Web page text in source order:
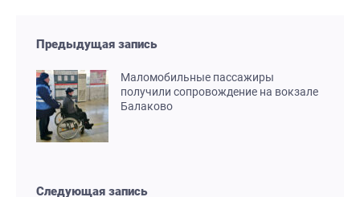
Предыдущая запись
Маломобильные пассажиры
получили сопровождение на вокзале
Балаково
Следующая запись